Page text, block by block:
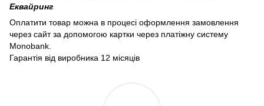
Еквайринг
Оплатити товар можна в процесі оформлення замовлення
через сайт за допомогою картки через платіжну систему
Monobank.
Гарантія від виробника 12 місяців